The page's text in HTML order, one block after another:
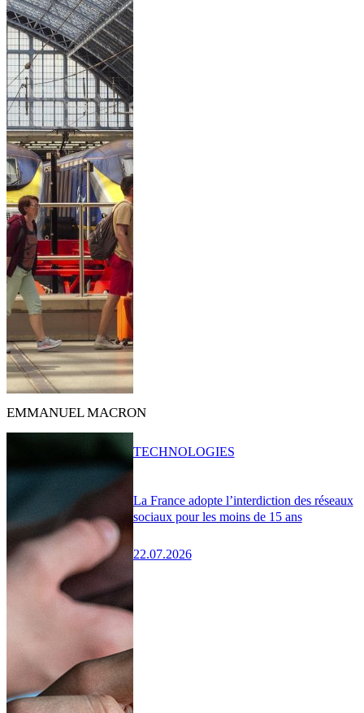
EMMANUEL MACRON
La France adopte l’interdiction des réseaux
sociaux pour les moins de 15 ans
22.07.2026
TECHNOLOGIES